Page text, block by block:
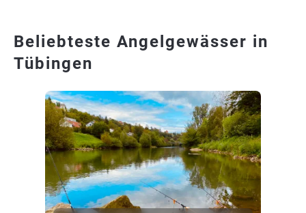
Beliebteste Angelgewässer in
Tübingen